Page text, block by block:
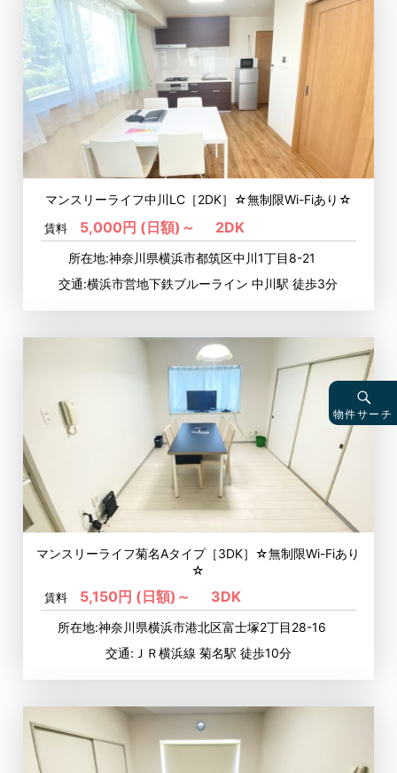
マンスリーライフ中川LC［2DK］☆無制限Wi-Fiあり☆
賃料 5,000円 (日額)～ 2DK
所在地:神奈川県横浜市都筑区中川1丁目8-21
交通:横浜市営地下鉄ブルーライン 中川駅 徒歩3分
マンスリーライフ菊名Aタイプ［3DK］☆無制限Wi-Fiあり
☆
賃料 5,150円 (日額)～ 3DK
所在地:神奈川県横浜市港北区富士塚2丁目28-16
交通:ＪＲ横浜線 菊名駅 徒歩10分
物件サーチ